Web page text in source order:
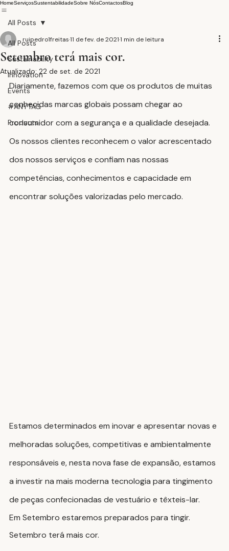
HomeServiçosSustentabilidadeSobre NósContactosBlog
All Posts
Sustainability
Innovation
Events
#ANYTAG
Products
All Posts
Setembro terá mais cor.
ruipedro1freitas11 de fev. de 20211 min de leitura
Atualizado: 22 de set. de 2021
Diariamente, fazemos com que os produtos de muitas
conhecidas marcas globais possam chegar ao
consumidor com a segurança e a qualidade desejada.
Os nossos clientes reconhecem o valor acrescentado
dos nossos serviços e confiam nas nossas
competências, conhecimentos e capacidade em
encontrar soluções valorizadas pelo mercado.
Estamos determinados em inovar e apresentar novas e
melhoradas soluções, competitivas e ambientalmente
responsáveis e, nesta nova fase de expansão, estamos
a investir na mais moderna tecnologia para tingimento
de peças confecionadas de vestuário e têxteis-lar.
Em Setembro estaremos preparados para tingir.
Setembro terá mais cor.